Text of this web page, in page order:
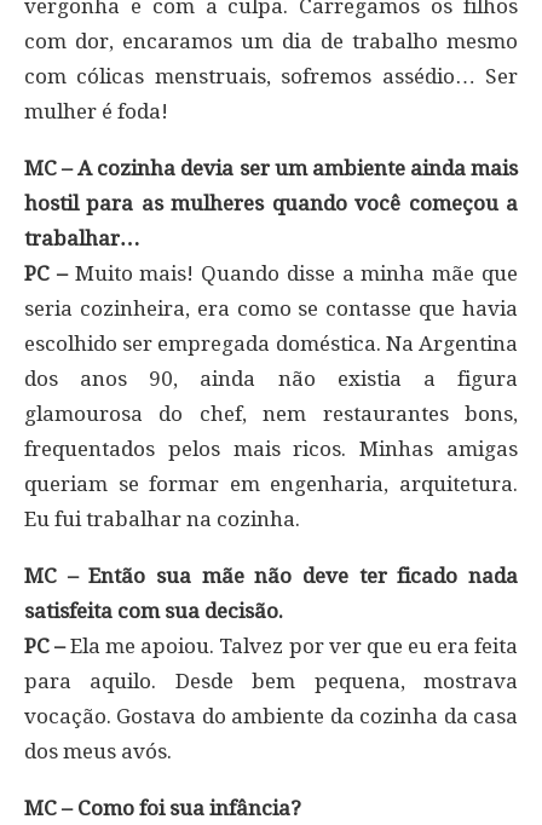
vergonha e com a culpa. Carregamos os filhos
com dor, encaramos um dia de trabalho mesmo
com cólicas menstruais, sofremos assédio… Ser
mulher é foda!
MC – A cozinha devia ser um ambiente ainda mais
hostil para as mulheres quando você começou a
trabalhar…
PC –Muito mais! Quando disse a minha mãe que
seria cozinheira, era como se contasse que havia
escolhido ser empregada doméstica. Na Argentina
dos anos 90, ainda não existia a figura
glamourosa do chef, nem restaurantes bons,
frequentados pelos mais ricos. Minhas amigas
queriam se formar em engenharia, arquitetura.
Eu fui trabalhar na cozinha.
MC – Então sua mãe não deve ter ficado nada
satisfeita com sua decisão.
PC –Ela me apoiou. Talvez por ver que eu era feita
para aquilo. Desde bem pequena, mostrava
vocação. Gostava do ambiente da cozinha da casa
dos meus avós.
MC – Como foi sua infância?